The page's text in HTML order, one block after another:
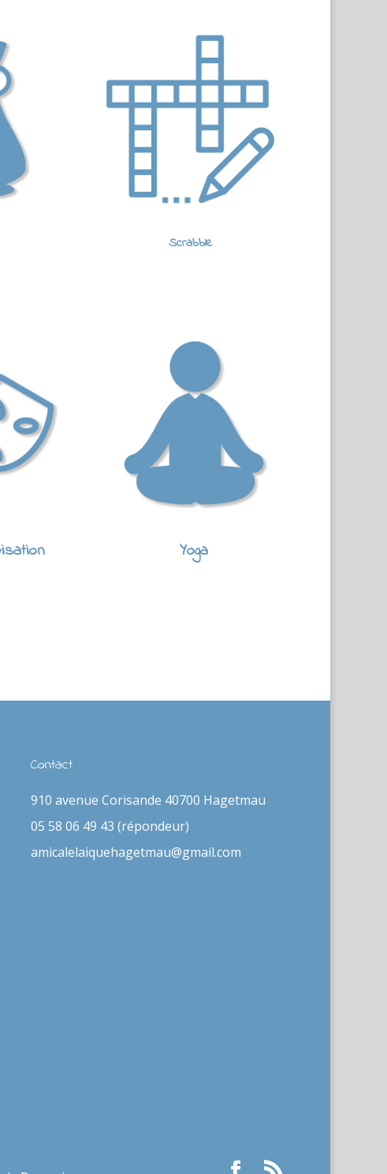
Scrabble
Yoga
Contact
910 avenue Corisande 40700 Hagetmau
05 58 06 49 43 (répondeur)
amicalelaiquehagetmau@gmail.com